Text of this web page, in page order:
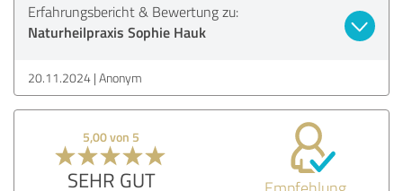
Erfahrungsbericht & Bewertung zu:
Naturheilpraxis Sophie Hauk
20.11.2024 Anonym
5,00 von 5
SEHR GUT